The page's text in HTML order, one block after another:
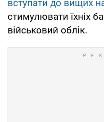
вступати до вищих
стимулювати їхніх
військовий облік.